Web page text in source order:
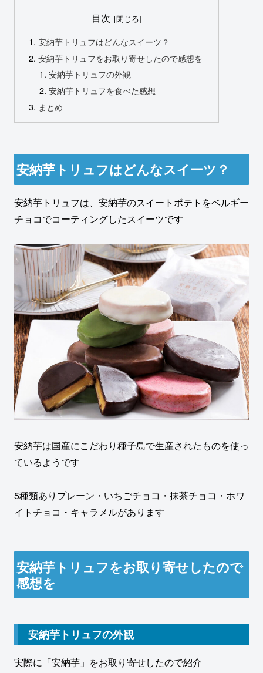
目次
安納芋トリュフはどんなスイーツ？
安納芋トリュフをお取り寄せしたので感想を
安納芋トリュフの外観
安納芋トリュフを食べた感想
まとめ
安納芋トリュフはどんなスイーツ？
安納芋トリュフは、安納芋のスイートポテトをベルギー
チョコでコーティングしたスイーツです
安納芋は国産にこだわり種子島で生産されたものを使っ
ているようです
5種類ありプレーン・いちごチョコ・抹茶チョコ・ホワ
イトチョコ・キャラメルがあります
安納芋トリュフをお取り寄せしたので
感想を
安納芋トリュフの外観
実際に「安納芋」をお取り寄せしたので紹介